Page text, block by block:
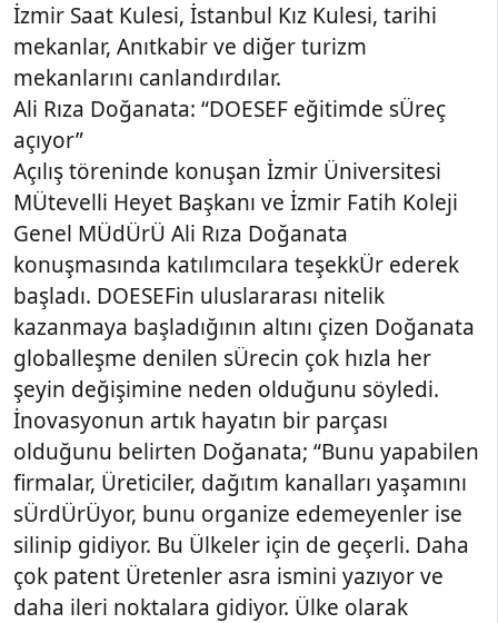
İzmir Saat Kulesi, İstanbul Kız Kulesi, tarihi
mekanlar, Anıtkabir ve diğer turizm
mekanlarını canlandırdılar.
Ali Rıza Doğanata: “DOESEF eğitimde sÜreç
açıyor”
Açılış töreninde konuşan İzmir Üniversitesi
MÜtevelli Heyet Başkanı ve İzmir Fatih Koleji
Genel MÜdÜrÜ Ali Rıza Doğanata
konuşmasında katılımcılara teşekkÜr ederek
başladı. DOESEFin uluslararası nitelik
kazanmaya başladığının altını çizen Doğanata
globalleşme denilen sÜrecin çok hızla her
şeyin değişimine neden olduğunu söyledi.
İnovasyonun artık hayatın bir parçası
olduğunu belirten Doğanata; “Bunu yapabilen
firmalar, Üreticiler, dağıtım kanalları yaşamını
sÜrdÜrÜyor, bunu organize edemeyenler ise
silinip gidiyor. Bu Ülkeler için de geçerli. Daha
çok patent Üretenler asra ismini yazıyor ve
daha ileri noktalara gidiyor. Ülke olarak